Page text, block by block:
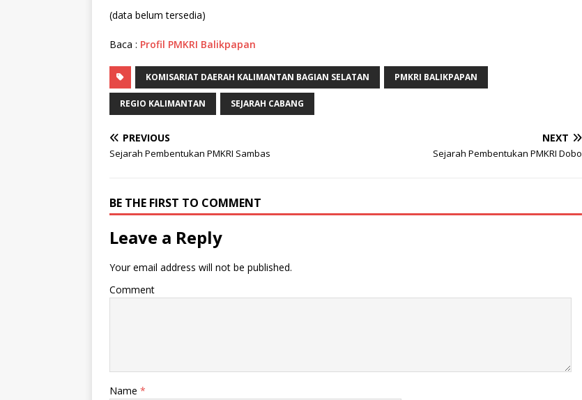
(data belum tersedia)
Baca : Profil PMKRI Balikpapan
KOMISARIAT DAERAH KALIMANTAN BAGIAN SELATAN PMKRI BALIKPAPAN
REGIO KALIMANTAN SEJARAH CABANG
PREVIOUS
Sejarah Pembentukan PMKRI Sambas
NEXT
Sejarah Pembentukan PMKRI Dobo
BE THE FIRST TO COMMENT
Leave a Reply
Your email address will not be published.
Comment
Name *